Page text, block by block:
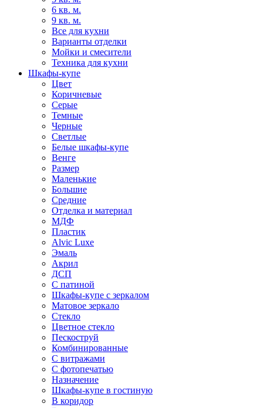
6 кв. м.
9 кв. м.
Все для кухни
Варианты отделки
Мойки и смесители
Техника для кухни
Шкафы-купе
Цвет
Коричневые
Серые
Темные
Черные
Светлые
Белые шкафы-купе
Венге
Размер
Маленькие
Большие
Средние
Отделка и материал
МДФ
Пластик
Alvic Luxe
Эмаль
Акрил
ДСП
С патиной
Шкафы-купе с зеркалом
Матовое зеркало
Стекло
Цветное стекло
Пескоструй
Комбинированные
С витражами
С фотопечатью
Назначение
Шкафы-купе в гостиную
В коридор